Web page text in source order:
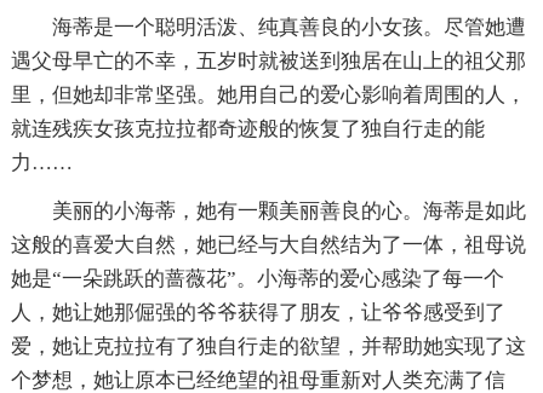
海蒂是一个聪明活泼、纯真善良的小女孩。尽管她遭
遇父母早亡的不幸，五岁时就被送到独居在山上的祖父那
里，但她却非常坚强。她用自己的爱心影响着周围的人，
就连残疾女孩克拉拉都奇迹般的恢复了独自行走的能
力……
美丽的小海蒂，她有一颗美丽善良的心。海蒂是如此
这般的喜爱大自然，她已经与大自然结为了一体，祖母说
她是“一朵跳跃的蔷薇花”。小海蒂的爱心感染了每一个
人，她让她那倔强的爷爷获得了朋友，让爷爷感受到了
爱，她让克拉拉有了独自行走的欲望，并帮助她实现了这
个梦想，她让原本已经绝望的祖母重新对人类充满了信